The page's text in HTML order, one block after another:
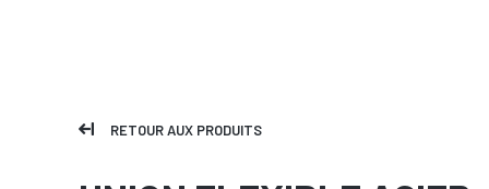
RETOUR AUX PRODUITS